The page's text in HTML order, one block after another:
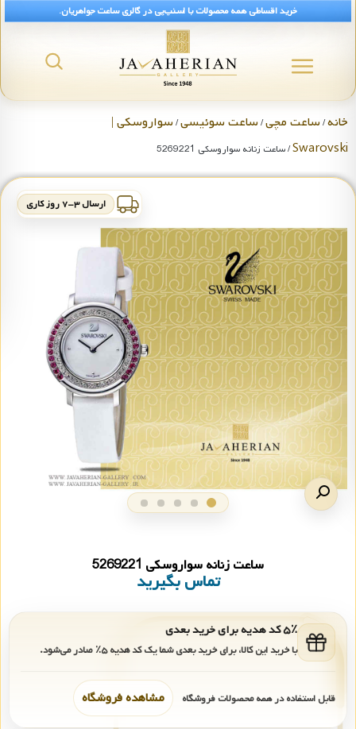
خرید اقساطی همه محصولات با اسنپ‌پی در گالری ساعت جواهریان.
خانه/ساعت مچی/ساعت سوئیسی/سواروسکی |
Swarovski/ ساعت زنانه سواروسکی 5269221
ارسال ۳-۷ روز کاری
ساعت زنانه سواروسکی 5269221
تماس بگیرید
۵٪ کد هدیه برای خرید بعدی
با خرید این کالا، برای خرید بعدی شما یک کد هدیه۵٪ صادر می‌شود.
قابل استفاده در همه محصولات فروشگاه مشاهده فروشگاه